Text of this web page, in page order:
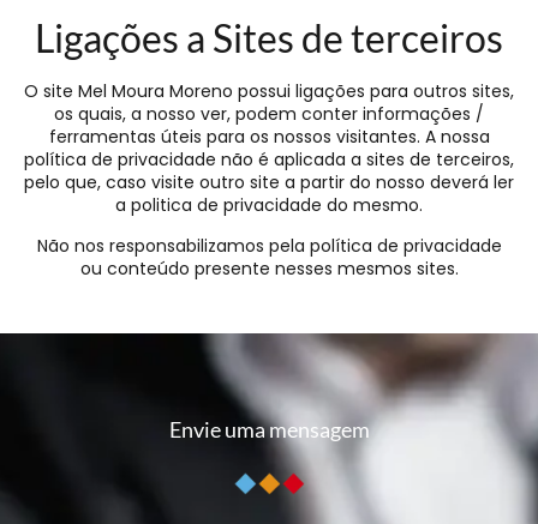
Ligações a Sites de terceiros
O site Mel Moura Moreno possui ligações para outros sites,
os quais, a nosso ver, podem conter informações /
ferramentas úteis para os nossos visitantes. A nossa
política de privacidade não é aplicada a sites de terceiros,
pelo que, caso visite outro site a partir do nosso deverá ler
a politica de privacidade do mesmo.
Não nos responsabilizamos pela política de privacidade
ou conteúdo presente nesses mesmos sites.
Envie uma mensagem